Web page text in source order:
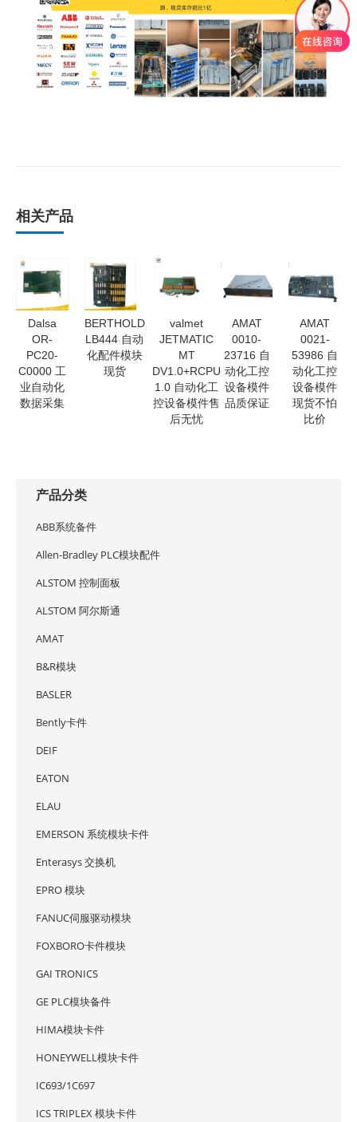
相关产品
Dalsa
OR-
PC20-
C0000 工
业自动化
数据采集
BERTHOLD
LB444 自动
化配件模块
现货
valmet
JETMATIC
MT
DV1.0+RCPU
1.0 自动化工
控设备模件售
后无忧
AMAT
0010-
23716 自
动化工控
设备模件
品质保证
AMAT
0021-
53986 自
动化工控
设备模件
现货不怕
比价
产品分类
ABB系统备件
Allen-Bradley PLC模块配件
ALSTOM 控制面板
ALSTOM 阿尔斯通
AMAT
B&R模块
BASLER
Bently卡件
DEIF
EATON
ELAU
EMERSON 系统模块卡件
Enterasys 交换机
EPRO 模块
FANUC伺服驱动模块
FOXBORO卡件模块
GAI TRONICS
GE PLC模块备件
HIMA模块卡件
HONEYWELL模块卡件
IC693/1C697
ICS TRIPLEX 模块卡件